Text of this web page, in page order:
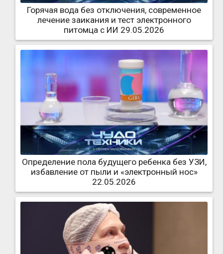
Горячая вода без отключения, современное
лечение заикания и тест электронного
питомца с ИИ 29.05.2026
Определение пола будущего ребенка без УЗИ,
избавление от пыли и «электронный нос»
22.05.2026